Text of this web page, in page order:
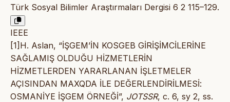
Türk Sosyal Bilimler Araştırmaları Dergisi 6 2 115–129.
IEEE
[1]H. Aslan, “İŞGEM’İN KOSGEB GİRİŞİMCİLERİNE
SAĞLAMIŞ OLDUĞU HİZMETLERİN
HİZMETLERDEN YARARLANAN İŞLETMELER
AÇISINDAN MAXQDA İLE DEĞERLENDİRİLMESİ:
OSMANİYE İŞGEM ÖRNEĞİ”, JOTSSR, c. 6, sy 2, ss.